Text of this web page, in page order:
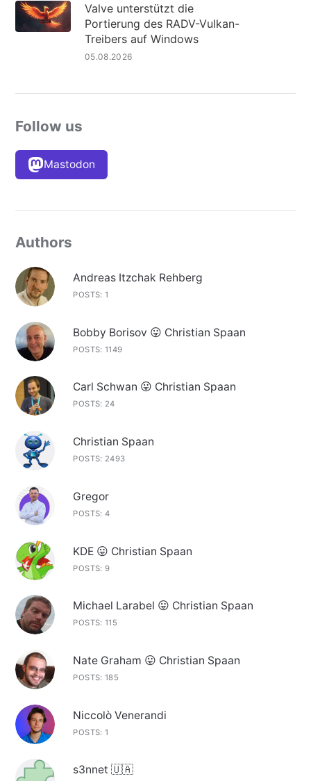
Valve unterstützt die
Portierung des RADV-Vulkan-
Treibers auf Windows
05.08.2026
Follow us
Mastodon
Authors
Andreas Itzchak Rehberg
POSTS: 1
Bobby Borisov 😛 Christian Spaan
POSTS: 1149
Carl Schwan 😛 Christian Spaan
POSTS: 24
Christian Spaan
POSTS: 2493
Gregor
POSTS: 4
KDE 😛 Christian Spaan
POSTS: 9
Michael Larabel 😛 Christian Spaan
POSTS: 115
Nate Graham 😛 Christian Spaan
POSTS: 185
Niccolò Venerandi
POSTS: 1
s3nnet 🇺🇦